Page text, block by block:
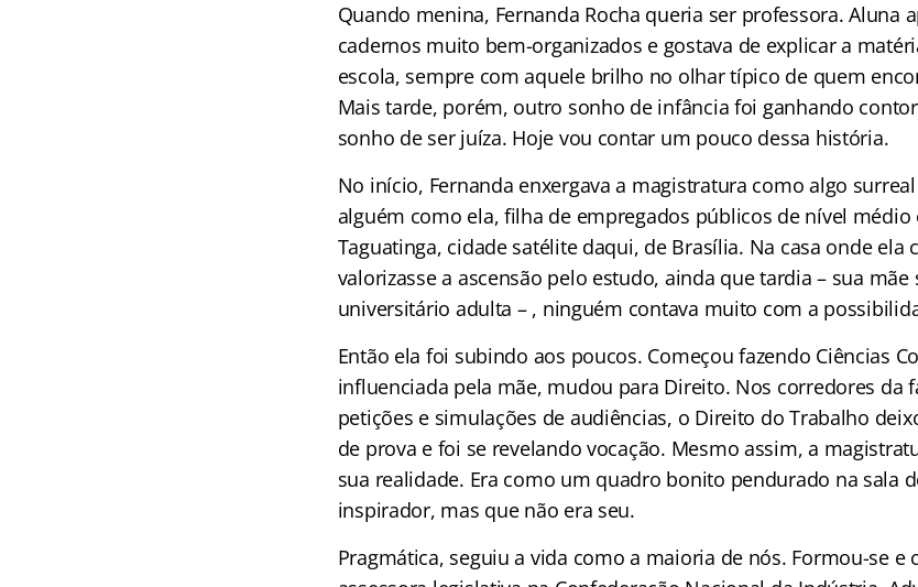
Quando menina, Fernanda Rocha queria ser professora. Aluna
cadernos muito bem-organizados e gostava de explicar a
escola, sempre com aquele brilho no olhar típico de quem
Mais tarde, porém, outro sonho de infância foi ganhando
sonho de ser juíza. Hoje vou contar um pouco dessa história.
No início, Fernanda enxergava a magistratura como algo
alguém como ela, filha de empregados públicos de nível
Taguatinga, cidade satélite daqui, de Brasília. Na casa onde ela
valorizasse a ascensão pelo estudo, ainda que tardia – sua
universitário adulta – , ninguém contava muito com a
Então ela foi subindo aos poucos. Começou fazendo Ciências
influenciada pela mãe, mudou para Direito. Nos corredores da
petições e simulações de audiências, o Direito do Trabalho
de prova e foi se revelando vocação. Mesmo assim, a
sua realidade. Era como um quadro bonito pendurado na sala
inspirador, mas que não era seu.
Pragmática, seguiu a vida como a maioria de nós. Formou-se e